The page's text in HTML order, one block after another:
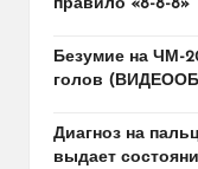
правило «8-8-8»
Безумие на ЧМ-
голов
Диагноз на
выдает